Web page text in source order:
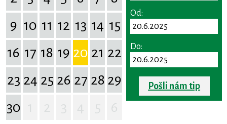
9 10 11 12 13 14 15
16 17 18 19 20 21 22
23 24 25 26 27 28 29
30
Od:
Do:
Pošli nám tip